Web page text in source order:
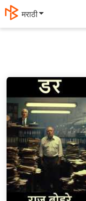
मराठी